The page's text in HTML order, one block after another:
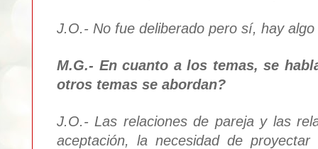
J.O.- No fue deliberado pero sí, hay
M.G.- En cuanto a los temas, se
otros temas se abordan?
J.O.- Las relaciones de pareja y las
aceptación, la necesidad de